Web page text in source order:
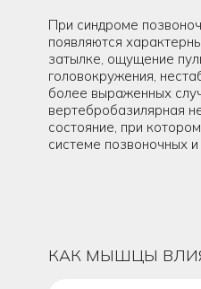
При синдроме
появляются
затылке, ощущение
головокружения,
более выраженных
вертебробазилярная
состояние, при
системе позвоночных
КАК МЫШЦЫ